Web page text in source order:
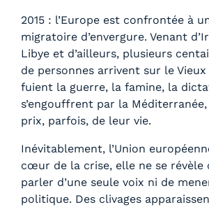
2015 : l’Europe est confrontée à
migratoire d’envergure. Venant
Libye et d’ailleurs, plusieurs
de personnes arrivent sur le
fuient la guerre, la famine, la
s’engouffrent par la Méditerranée,
prix, parfois, de leur vie.
Inévitablement, l’Union
cœur de la crise, elle ne se révèle
parler d’une seule voix ni de
politique. Des clivages